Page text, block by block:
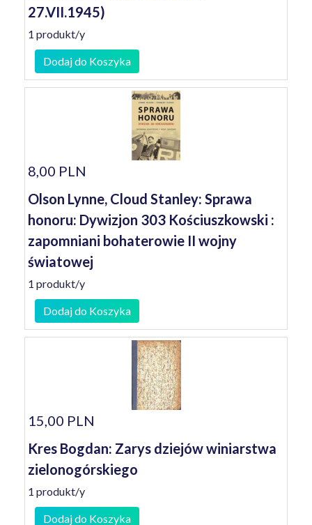
27.VII.1945)
1 produkt/y
Dodaj do Koszyka
8,00 PLN
Olson Lynne, Cloud Stanley: Sprawa
honoru: Dywizjon 303 Kościuszkowski :
zapomniani bohaterowie II wojny
światowej
1 produkt/y
Dodaj do Koszyka
15,00 PLN
Kres Bogdan: Zarys dziejów winiarstwa
zielonogórskiego
1 produkt/y
Dodaj do Koszyka